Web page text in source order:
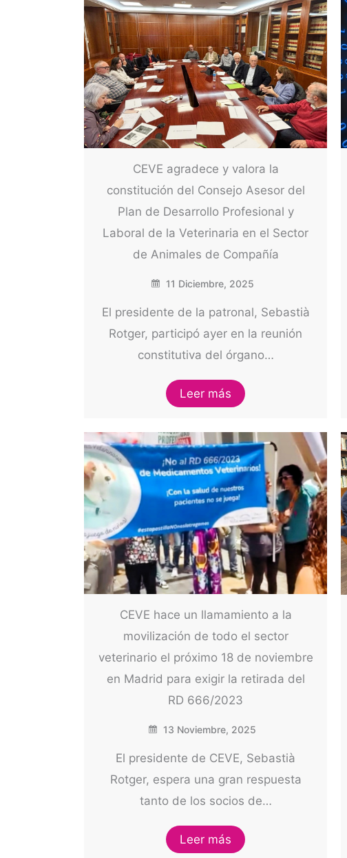
CEVE agradece y valora la
constitución del Consejo Asesor del
Plan de Desarrollo Profesional y
Laboral de la Veterinaria en el Sector
de Animales de Compañía
11 Diciembre, 2025
El presidente de la patronal, Sebastià
Rotger, participó ayer en la reunión
constitutiva del órgano…
Leer más
CEVE hace un llamamiento a la
movilización de todo el sector
veterinario el próximo 18 de noviembre
en Madrid para exigir la retirada del
RD 666/2023
13 Noviembre, 2025
El presidente de CEVE, Sebastià
Rotger, espera una gran respuesta
tanto de los socios de…
Leer más